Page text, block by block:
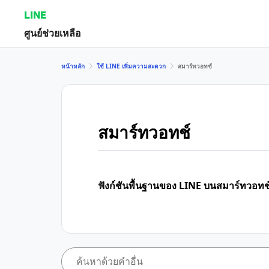
LINE
ศูนย์ช่วยเหลือ
หน้าหลัก ใช้ LINE เพิ่มความสะดวก สมาร์ทวอทช์
สมาร์ทวอทช์
ฟังก์ชันพื้นฐานของ LINE บนสมาร์ทวอท